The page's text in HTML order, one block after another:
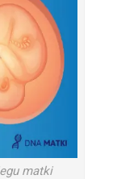
matki